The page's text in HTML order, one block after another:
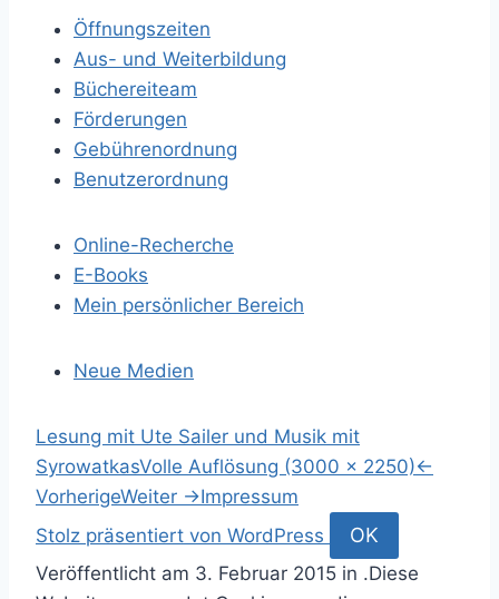
Öffnungszeiten
Aus- und Weiterbildung
Büchereiteam
Förderungen
Gebührenordnung
Benutzerordnung
Online-Recherche
E-Books
Mein persönlicher Bereich
Neue Medien
S
p
r
i
g
Lesung mit Ute Sailer und Musik mit
SyrowatkasVolle Auflösung (3000 × 2250)←
VorherigeWeiter →Impressum
Stolz präsentiert von WordPress
OK
u
c
Veröffentlicht am 3. Februar 2015 in .Diese